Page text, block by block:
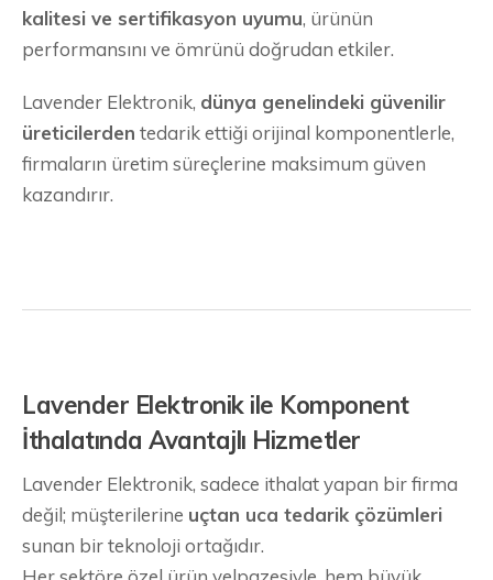
kalitesi ve sertifikasyon uyumu, ürünün
performansını ve ömrünü doğrudan etkiler.
Lavender Elektronik, dünya genelindeki güvenilir
üreticilerden tedarik ettiği orijinal komponentlerle,
firmaların üretim süreçlerine maksimum güven
kazandırır.
Lavender Elektronik ile Komponent
İthalatında Avantajlı Hizmetler
Lavender Elektronik, sadece ithalat yapan bir firma
değil; müşterilerine uçtan uca tedarik çözümleri
sunan bir teknoloji ortağıdır.